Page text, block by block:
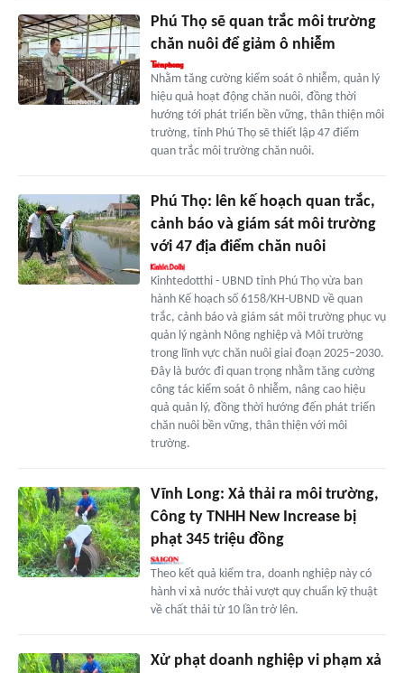
Phú Thọ sẽ quan trắc môi trường
chăn nuôi để giảm ô nhiễm
Nhằm tăng cường kiểm soát ô nhiễm, quản lý
hiệu quả hoạt động chăn nuôi, đồng thời
hướng tới phát triển bền vững, thân thiện môi
trường, tỉnh Phú Thọ sẽ thiết lập 47 điểm
quan trắc môi trường chăn nuôi.
Phú Thọ: lên kế hoạch quan trắc,
cảnh báo và giám sát môi trường
với 47 địa điểm chăn nuôi
Kinhtedotthi - UBND tỉnh Phú Thọ vừa ban
hành Kế hoạch số 6158/KH-UBND về quan
trắc, cảnh báo và giám sát môi trường phục vụ
quản lý ngành Nông nghiệp và Môi trường
trong lĩnh vực chăn nuôi giai đoạn 2025–2030.
Đây là bước đi quan trọng nhằm tăng cường
công tác kiểm soát ô nhiễm, nâng cao hiệu
quả quản lý, đồng thời hướng đến phát triển
chăn nuôi bền vững, thân thiện với môi
trường.
Vĩnh Long: Xả thải ra môi trường,
Công ty TNHH New Increase bị
phạt 345 triệu đồng
Theo kết quả kiểm tra, doanh nghiệp này có
hành vi xả nước thải vượt quy chuẩn kỹ thuật
về chất thải từ 10 lần trở lên.
Xử phạt doanh nghiệp vi phạm xả